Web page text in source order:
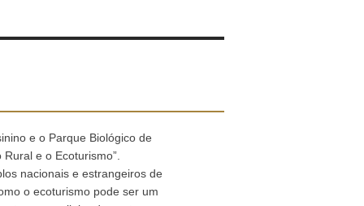
e o Parque Biológico de
e o Ecoturismo”.
nacionais e estrangeiros de
o ecoturismo pode ser um